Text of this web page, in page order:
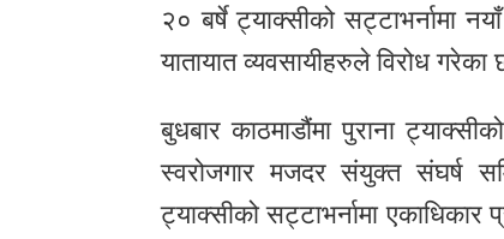
२० बर्षे ट्याक्सीको सट्टाभर्नामा
यातायात व्यवसायीहरुले विरोध गरेका
बुधबार काठमाडौंमा पुराना
स्वरोजगार मजदर संयुक्त संघर्ष
ट्याक्सीको सट्टाभर्नामा एकाधिकार